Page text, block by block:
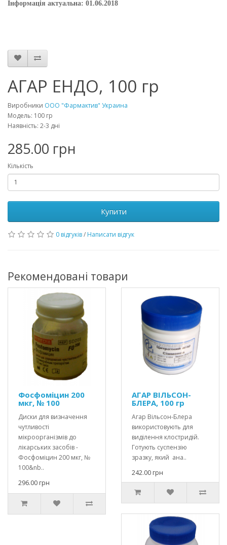
Інформація актуальна: 01.06.2018
АГАР ЕНДО, 100 гр
Виробники ООО "Фармактив" Украина
Модель: 100 гр
Наявність: 2-3 дні
285.00 грн
Кількість
Купити
0 відгуків/ Написати відгук
Рекомендовані товари
Фосфоміцин 200
мкг, № 100
Диски для визначення
чутливості
мікроорганізмів до
лікарських засобів -
Фосфоміцин 200 мкг, №
100&nb..
296.00 грн
АГАР ВІЛЬСОН-
БЛЕРА, 100 гр
Агар Вільсон-Блера
використовують для
виділення клостридій.
Готують суспензію
зразку, який ана..
242.00 грн